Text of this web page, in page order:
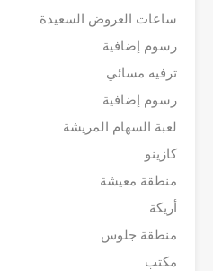
ساعات العروض السعيدة
رسوم إضافية
ترفيه مسائي
رسوم إضافية
لعبة السهام المريشة
كازينو
منطقة معيشة
أريكة
منطقة جلوس
مكتب